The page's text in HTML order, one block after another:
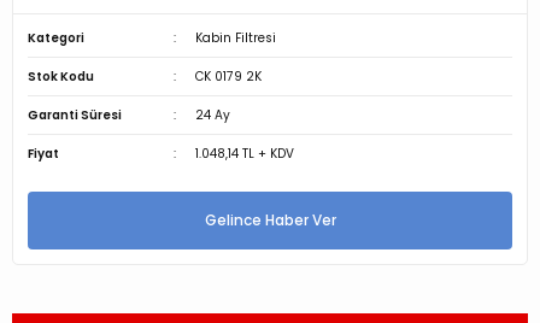
Kategori Kabin Filtresi
Stok Kodu CK 0179 2K
Garanti Süresi 24 Ay
Fiyat 1.048,14 TL + KDV
Gelince Haber Ver